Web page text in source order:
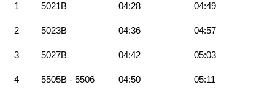
1 5021B 04:28 04:49
2 5023B 04:36 04:57
3 5027B 04:42 05:03
4 5505B - 5506 04:50 05:11